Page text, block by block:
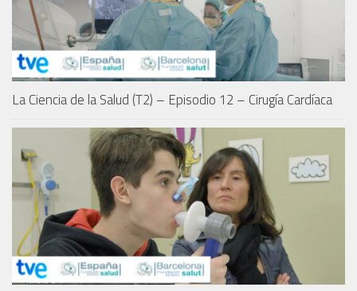
La Ciencia de la Salud (T2) – Episodio 12 – Cirugía Cardíaca